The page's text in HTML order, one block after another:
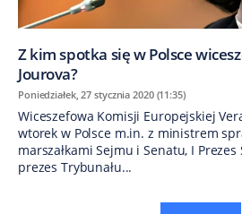
Z kim spotka się w Polsce
Jourova?
Poniedziałek, 27 stycznia 2020 (11:35)
Wiceszefowa Komisji Europejskiej
wtorek w Polsce m.in. z ministrem
marszałkami Sejmu i Senatu, I
prezes Trybunału...